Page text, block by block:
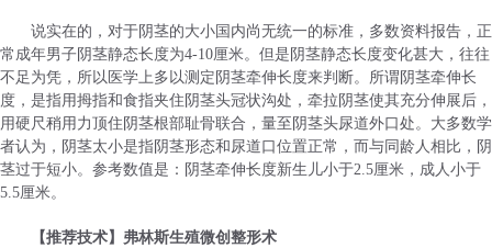
说实在的，对于阴茎的大小国内尚无统一的标准，多数资料报告，正
常成年男子阴茎静态长度为4-10厘米。但是阴茎静态长度变化甚大，往往
不足为凭，所以医学上多以测定阴茎牵伸长度来判断。所谓阴茎牵伸长
度，是指用拇指和食指夹住阴茎头冠状沟处，牵拉阴茎使其充分伸展后，
用硬尺稍用力顶住阴茎根部耻骨联合，量至阴茎头尿道外口处。大多数学
者认为，阴茎太小是指阴茎形态和尿道口位置正常，而与同龄人相比，阴
茎过于短小。参考数值是：阴茎牵伸长度新生儿小于2.5厘米，成人小于
5.5厘米。
【推荐技术】弗林斯生殖微创整形术